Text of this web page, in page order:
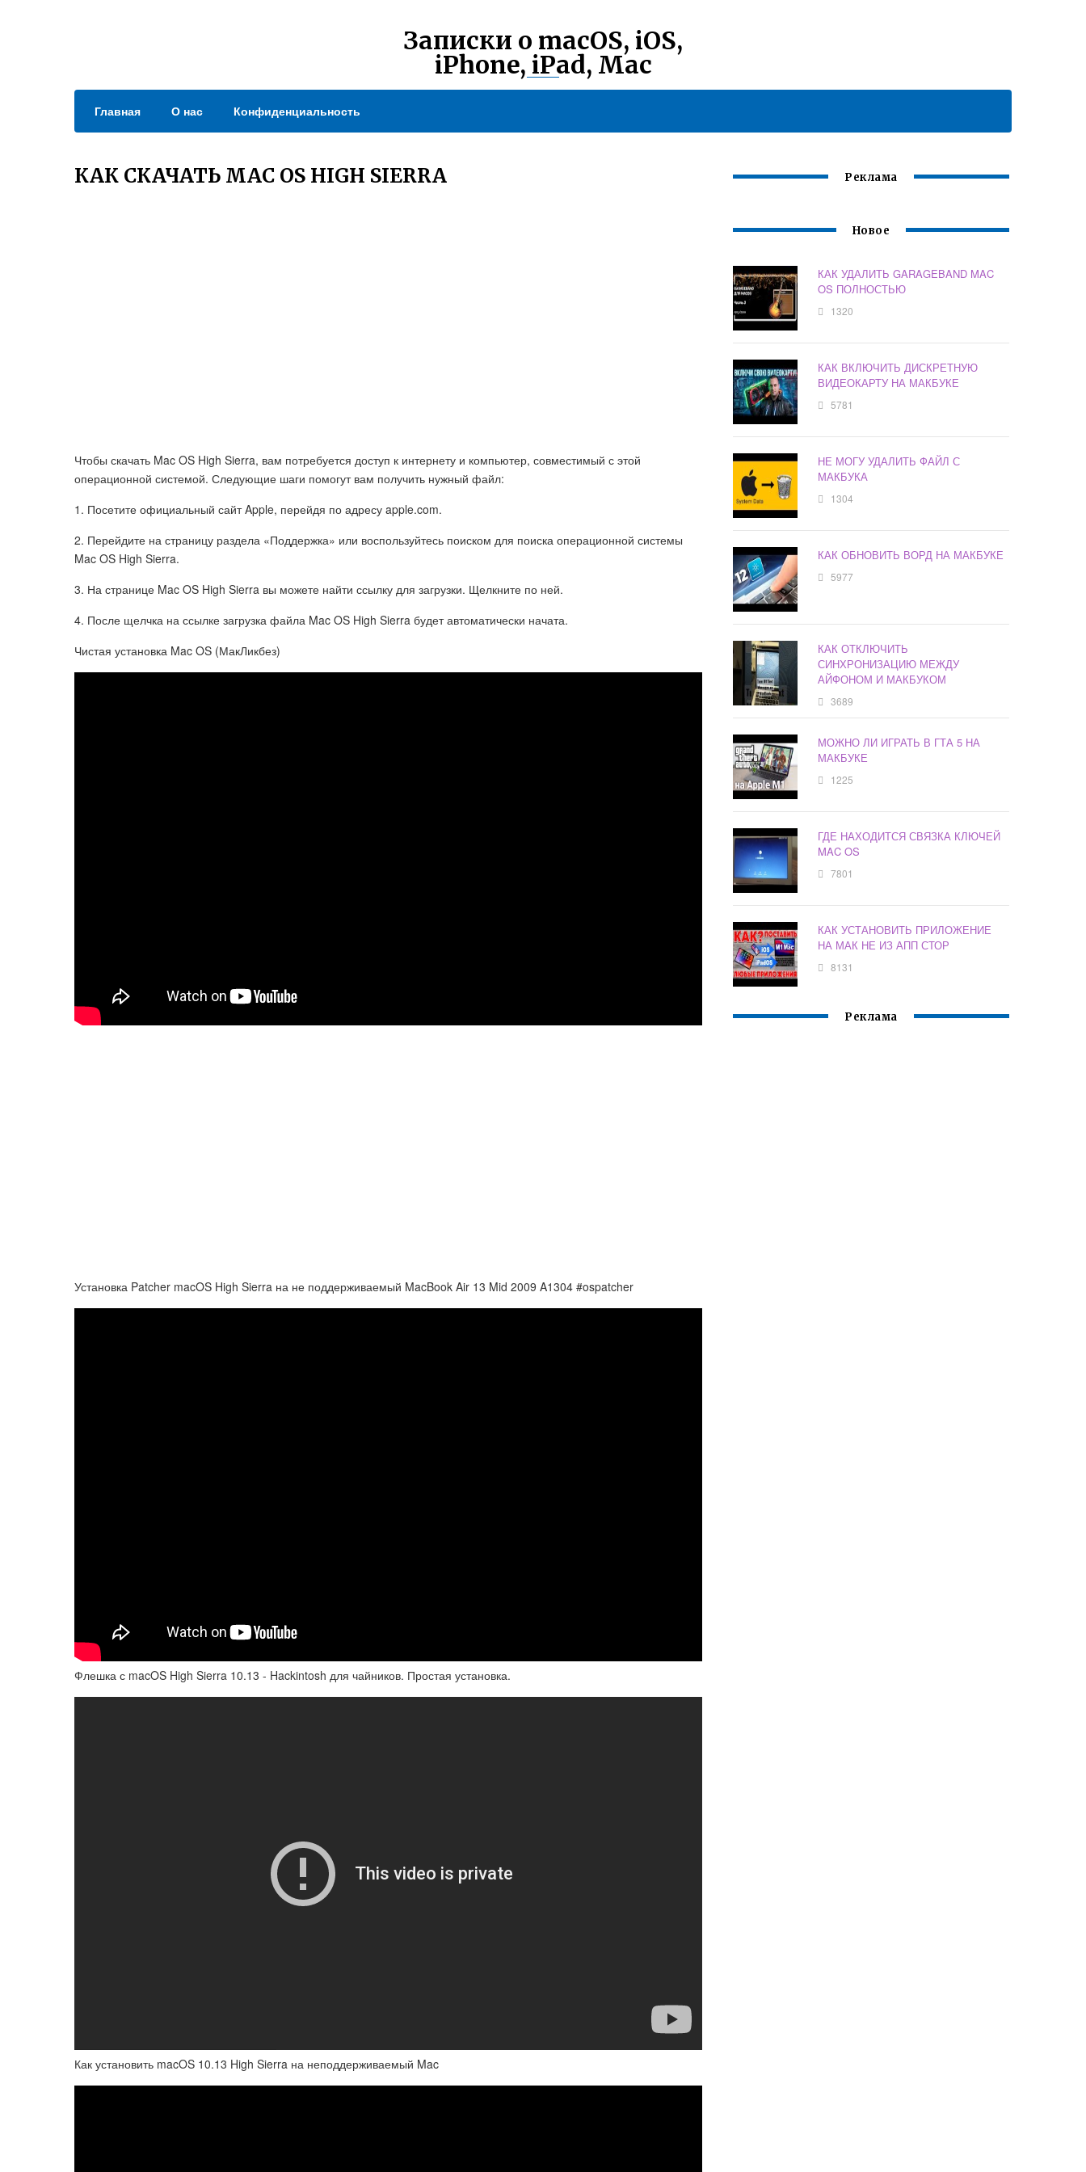
Записки о macOS, iOS,
iPhone, iPad, Mac
Главная О нас Конфиденциальность
КАК СКАЧАТЬ MAC OS HIGH SIERRA
Чтобы скачать Mac OS High Sierra, вам потребуется доступ к интернету и компьютер, совместимый с этой
операционной системой. Следующие шаги помогут вам получить нужный файл:
1. Посетите официальный сайт Apple, перейдя по адресу apple.com.
2. Перейдите на страницу раздела «Поддержка» или воспользуйтесь поиском для поиска операционной системы
Mac OS High Sierra.
3. На странице Mac OS High Sierra вы можете найти ссылку для загрузки. Щелкните по ней.
4. После щелчка на ссылке загрузка файла Mac OS High Sierra будет автоматически начата.
Чистая установка Mac OS (МакЛикбез)
Установка Patcher macOS High Sierra на не поддерживаемый MacBook Air 13 Mid 2009 A1304 #ospatcher
Флешка с macOS High Sierra 10.13 - Hackintosh для чайников. Простая установка.
Как установить macOS 10.13 High Sierra на неподдерживаемый Mac
Реклама
Новое
КАК УДАЛИТЬ GARAGEBAND MAC
OS ПОЛНОСТЬЮ
1320
КАК ВКЛЮЧИТЬ ДИСКРЕТНУЮ
ВИДЕОКАРТУ НА МАКБУКЕ
5781
НЕ МОГУ УДАЛИТЬ ФАЙЛ С
МАКБУКА
1304
КАК ОБНОВИТЬ ВОРД НА МАКБУКЕ
5977
КАК ОТКЛЮЧИТЬ
СИНХРОНИЗАЦИЮ МЕЖДУ
АЙФОНОМ И МАКБУКОМ
3689
МОЖНО ЛИ ИГРАТЬ В ГТА 5 НА
МАКБУКЕ
1225
ГДЕ НАХОДИТСЯ СВЯЗКА КЛЮЧЕЙ
MAC OS
7801
КАК УСТАНОВИТЬ ПРИЛОЖЕНИЕ
НА МАК НЕ ИЗ АПП СТОР
8131
Реклама